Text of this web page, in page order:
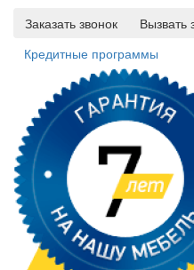
Заказать звонок
Вызвать
Кредитные программы